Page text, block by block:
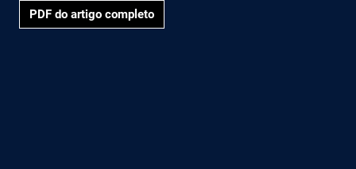
PDF do artigo completo